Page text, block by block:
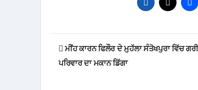
Post
navigation
ਮੀਂਹ ਕਾਰਨ ਫਿਲੌਰ ਦੇ ਮੁਹੱਲਾ ਸੰਤੋਖਪੁਰਾ ਵਿੱਚ
ਪਰਿਵਾਰ ਦਾ ਮਕਾਨ ਡਿੱਗਾ